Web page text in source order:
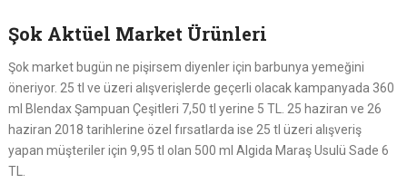
Şok Aktüel Market Ürünleri
Şok market bugün ne pişirsem diyenler için barbunya yemeğini
öneriyor. 25 tl ve üzeri alışverişlerde geçerli olacak kampanyada 360
ml Blendax Şampuan Çeşitleri 7,50 tl yerine 5 TL. 25 haziran ve 26
haziran 2018 tarihlerine özel fırsatlarda ise 25 tl üzeri alışveriş
yapan müşteriler için 9,95 tl olan 500 ml Algida Maraş Usulü Sade 6
TL.